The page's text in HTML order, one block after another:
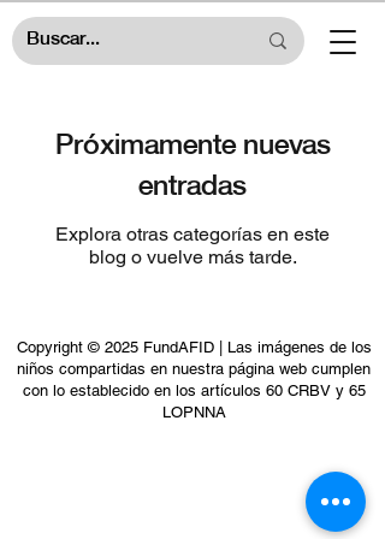
Próximamente nuevas
entradas
Explora otras categorías en este
blog o vuelve más tarde.
Copyright © 2025 FundAFID | Las imágenes de los
niños compartidas en nuestra página web cumplen
con lo establecido en los artículos 60 CRBV y 65
LOPNNA